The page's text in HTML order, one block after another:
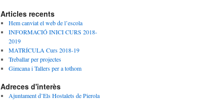
Articles recents
Hem canviat el web de l’escola
INFORMACIÓ INICI CURS 2018-
2019
MATRÍCULA Curs 2018-19
Treballar per projectes
Gimcana i Tallers per a tothom
Adreces d'interès
Ajuntament d’Els Hostalets de Pierola